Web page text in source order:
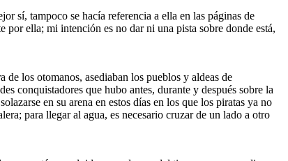
sí, tampoco se hacía referencia a ella en las páginas de
por ella; mi intención es no dar ni una pista sobre donde está,
los otomanos, asediaban los pueblos y aldeas de
conquistadores que hubo antes, durante y después sobre la
en su arena en estos días en los que los piratas ya no
para llegar al agua, es necesario cruzar de un lado a otro